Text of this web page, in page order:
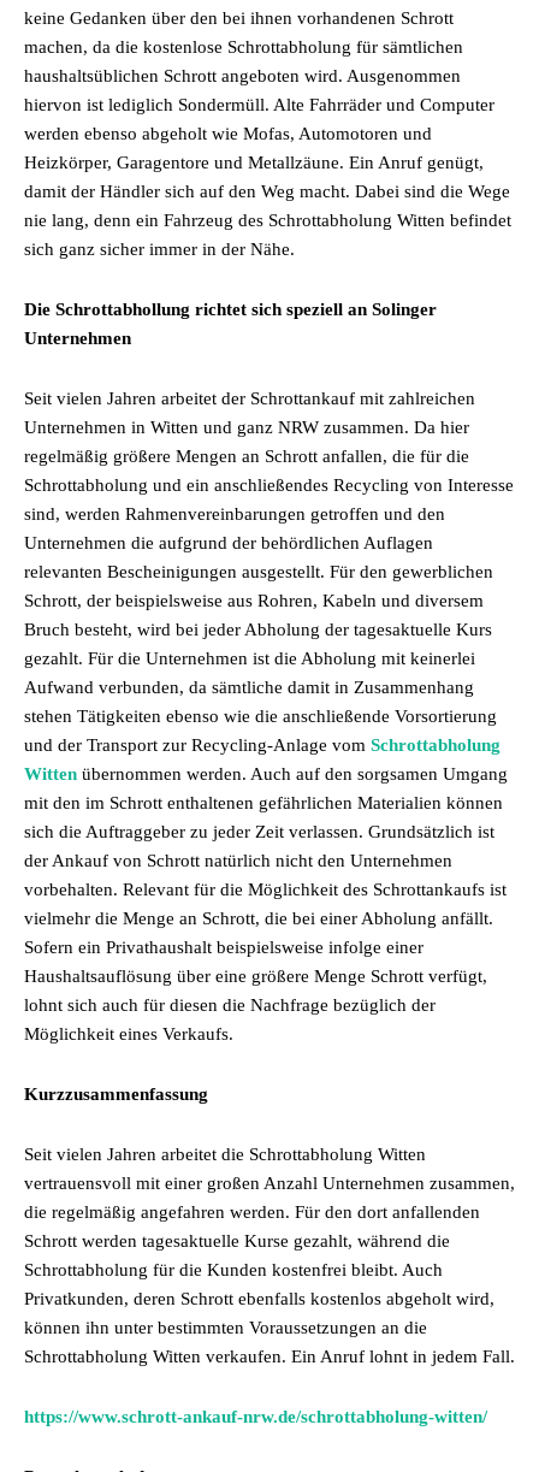
keine Gedanken über den bei ihnen vorhandenen Schrott
machen, da die kostenlose Schrottabholung für sämtlichen
haushaltsüblichen Schrott angeboten wird. Ausgenommen
hiervon ist lediglich Sondermüll. Alte Fahrräder und Computer
werden ebenso abgeholt wie Mofas, Automotoren und
Heizkörper, Garagentore und Metallzäune. Ein Anruf genügt,
damit der Händler sich auf den Weg macht. Dabei sind die Wege
nie lang, denn ein Fahrzeug des Schrottabholung Witten befindet
sich ganz sicher immer in der Nähe.
Die Schrottabhollung richtet sich speziell an Solinger
Unternehmen
Seit vielen Jahren arbeitet der Schrottankauf mit zahlreichen
Unternehmen in Witten und ganz NRW zusammen. Da hier
regelmäßig größere Mengen an Schrott anfallen, die für die
Schrottabholung und ein anschließendes Recycling von Interesse
sind, werden Rahmenvereinbarungen getroffen und den
Unternehmen die aufgrund der behördlichen Auflagen
relevanten Bescheinigungen ausgestellt. Für den gewerblichen
Schrott, der beispielsweise aus Rohren, Kabeln und diversem
Bruch besteht, wird bei jeder Abholung der tagesaktuelle Kurs
gezahlt. Für die Unternehmen ist die Abholung mit keinerlei
Aufwand verbunden, da sämtliche damit in Zusammenhang
stehen Tätigkeiten ebenso wie die anschließende Vorsortierung
und der Transport zur Recycling-Anlage vom Schrottabholung
Witten übernommen werden. Auch auf den sorgsamen Umgang
mit den im Schrott enthaltenen gefährlichen Materialien können
sich die Auftraggeber zu jeder Zeit verlassen. Grundsätzlich ist
der Ankauf von Schrott natürlich nicht den Unternehmen
vorbehalten. Relevant für die Möglichkeit des Schrottankaufs ist
vielmehr die Menge an Schrott, die bei einer Abholung anfällt.
Sofern ein Privathaushalt beispielsweise infolge einer
Haushaltsauflösung über eine größere Menge Schrott verfügt,
lohnt sich auch für diesen die Nachfrage bezüglich der
Möglichkeit eines Verkaufs.
Kurzzusammenfassung
Seit vielen Jahren arbeitet die Schrottabholung Witten
vertrauensvoll mit einer großen Anzahl Unternehmen zusammen,
die regelmäßig angefahren werden. Für den dort anfallenden
Schrott werden tagesaktuelle Kurse gezahlt, während die
Schrottabholung für die Kunden kostenfrei bleibt. Auch
Privatkunden, deren Schrott ebenfalls kostenlos abgeholt wird,
können ihn unter bestimmten Voraussetzungen an die
Schrottabholung Witten verkaufen. Ein Anruf lohnt in jedem Fall.
https://www.schrott-ankauf-nrw.de/schrottabholung-witten/